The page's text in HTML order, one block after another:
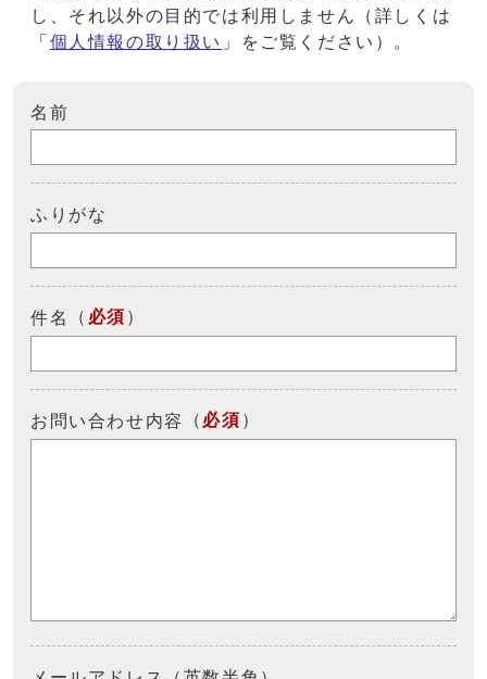
し、それ以外の目的では利用しません（詳しくは
「 個人情報の取り扱い 」をご覧ください）。
名前
ふりがな
件名 （ 必須 ）
お問い合わせ内容 （ 必須 ）